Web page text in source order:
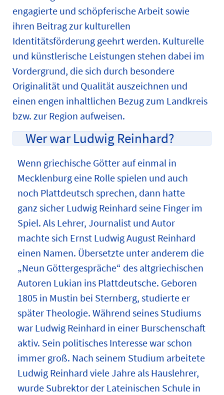
engagierte und schöpferische Arbeit sowie
ihren Beitrag zur kulturellen
Identitätsförderung geehrt werden. Kulturelle
und künstlerische Leistungen stehen dabei im
Vordergrund, die sich durch besondere
Originalität und Qualität auszeichnen und
einen engen inhaltlichen Bezug zum Landkreis
bzw. zur Region aufweisen.
Wer war Ludwig Reinhard?
Wenn griechische Götter auf einmal in
Mecklenburg eine Rolle spielen und auch
noch Plattdeutsch sprechen, dann hatte
ganz sicher Ludwig Reinhard seine Finger im
Spiel. Als Lehrer, Journalist und Autor
machte sich Ernst Ludwig August Reinhard
einen Namen. Übersetzte unter anderem die
„Neun Göttergespräche“ des altgriechischen
Autoren Lukian ins Plattdeutsche. Geboren
1805 in Mustin bei Sternberg, studierte er
später Theologie. Während seines Studiums
war Ludwig Reinhard in einer Burschenschaft
aktiv. Sein politisches Interesse war schon
immer groß. Nach seinem Studium arbeitete
Ludwig Reinhard viele Jahre als Hauslehrer,
wurde Subrektor der Lateinischen Schule in